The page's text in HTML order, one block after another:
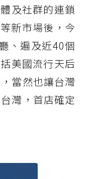
及社群的連鎖
新市場後，今
、遍及近40個
括美國流行天后
當然也讓台灣
灣，首店確定